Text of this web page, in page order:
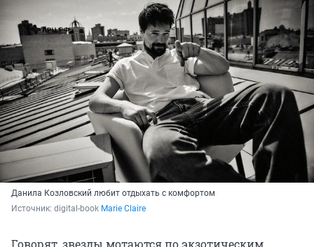
Данила Козловский любит отдыхать с комфортом
Источник: digital-book Marie Claire
Говорят, звезды мотаются по экзотическим